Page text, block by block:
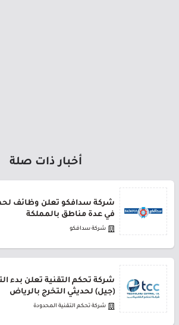
أخبار ذات صلة
شركة سدافكو تعلن وظائف
في عدة مناطق بالمملكة
شركة سدافكو
شركة تحكم التقنية تعلن بدء
(جيل) لحديثي التخرج بالرياض
شركة تحكم التقنية المحدودة